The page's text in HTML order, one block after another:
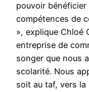
pouvoir bénéficier
compétences de
», explique Chloé
entreprise de
songer que nous
scolarité. Nous
soit au taf, vers